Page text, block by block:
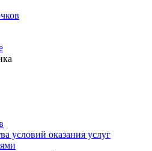
условий оказания услуг